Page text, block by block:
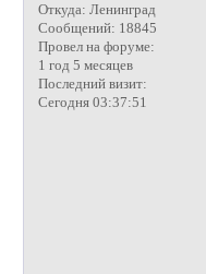
Откуда: Ленинград
Сообщений: 18845
Провел на форуме:
1 год 5 месяцев
Последний визит:
Сегодня 03:37:51